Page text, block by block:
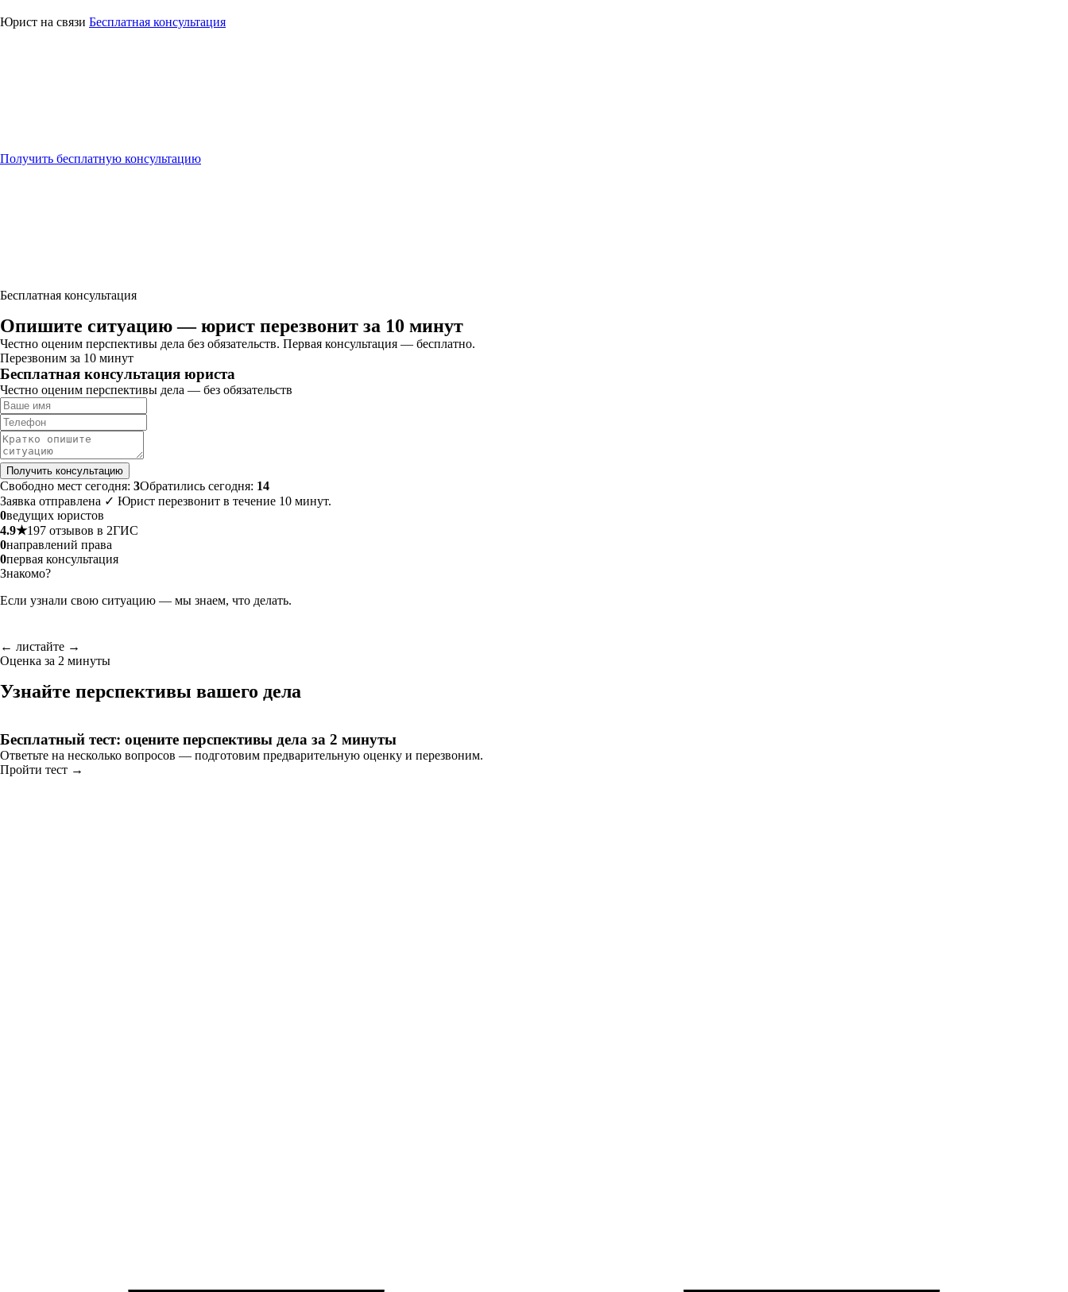
Юрист на связи Бесплатная консультация
Получить бесплатную консультацию
Бесплатная консультация
Опишите ситуацию — юрист перезвонит за 10 минут
Честно оценим перспективы дела без обязательств. Первая консультация — бесплатно.
Перезвоним за 10 минут
Бесплатная консультация юриста
Честно оценим перспективы дела — без обязательств
Получить консультацию
Свободно мест сегодня: 3Обратились сегодня: 14
Заявка отправлена ✓ Юрист перезвонит в течение 10 минут.
0ведущих юристов
4.9★197 отзывов в 2ГИС
0направлений права
0первая консультация
Знакомо?
Если узнали свою ситуацию — мы знаем, что делать.
← листайте →
Оценка за 2 минуты
Узнайте перспективы вашего дела
Бесплатный тест: оцените перспективы дела за 2 минуты
Ответьте на несколько вопросов — подготовим предварительную оценку и перезвоним.
Пройти тест →